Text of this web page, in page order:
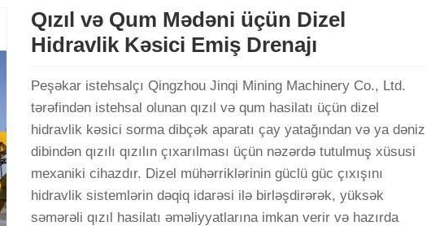
Qızıl və Qum Mədəni üçün Dizel
Hidravlik Kəsici Emiş Drenajı
Peşəkar istehsalçı Qingzhou Jinqi Mining Machinery Co., Ltd.
tərəfindən istehsal olunan qızıl və qum hasilatı üçün dizel
hidravlik kəsici sorma dibçək aparatı çay yatağından və ya dəniz
dibindən qızılı qızılın çıxarılması üçün nəzərdə tutulmuş xüsusi
mexaniki cihazdır. Dizel mühərriklərinin güclü güc çıxışını
hidravlik sistemlərin dəqiq idarəsi ilə birləşdirərək, yüksək
səmərəli qızıl hasilatı əməliyyatlarına imkan verir və hazırda